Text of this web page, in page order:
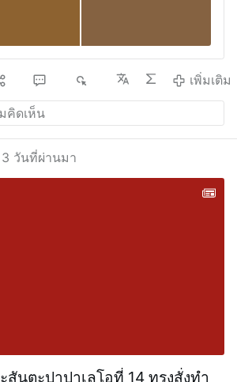
เพิ่มเติม
3 วันที่ผ่านมา
สันตะปาปาเลโอที่ 14 ทรงสั่งทำ